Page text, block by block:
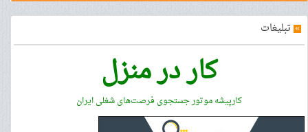
» تبلیغات
کار در منزل
کارپیشه موتور جستجوی فرصت‌های شغلی ایران